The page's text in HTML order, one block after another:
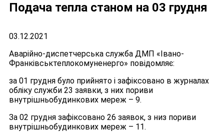
Подача тепла станом на 03 грудня
03.12.2021
Аварійно-диспетчерська служба ДМП «Івано-
Франківськтеплокомуненерго» повідомляє:
за 01 грудня було прийнято і зафіксовано в журналах
обліку служби 23 заявки, з них пориви
внутрішньобудинкових мереж – 9.
За 02 грудня зафіксовано 26 заявок, з низ пориви
внутрішньобудинкових мереж – 11.